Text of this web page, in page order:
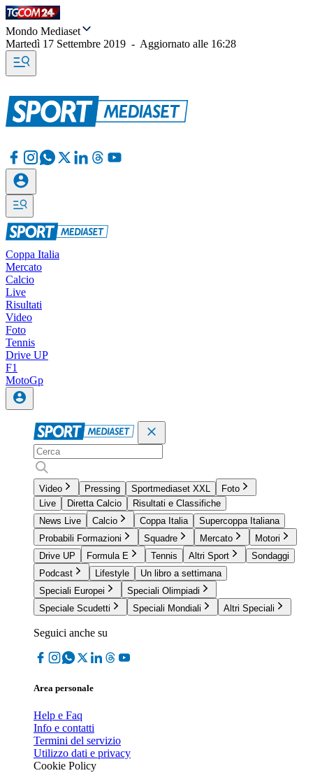
Mondo Mediaset
Martedì 17 Settembre 2019 - Aggiornato alle 16:28
Coppa Italia
Mercato
Calcio
Live
Risultati
Video
Foto
Tennis
Drive UP
F1
MotoGp
Video Pressing Sportmediaset XXL
Foto
Live
Diretta Calcio
Risultati e Classifiche
News Live
Calcio Coppa Italia
Supercoppa Italiana
Probabili Formazioni
Squadre Mercato
Motori
Drive UP
Formula E Tennis Altri Sport
Sondaggi
Podcast
Lifestyle
Un libro a settimana
Speciali Europei
Speciali Olimpiadi
Speciale Scudetti
Speciali Mondiali Altri Speciali
Seguici anche su
Area personale
Help e Faq
Info e contatti
Termini del servizio
Utilizzo dati e privacy
Cookie Policy